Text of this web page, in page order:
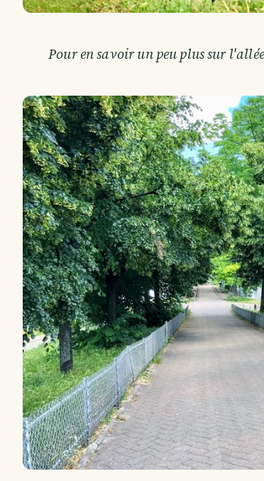
Pour en savoir un peu plus sur